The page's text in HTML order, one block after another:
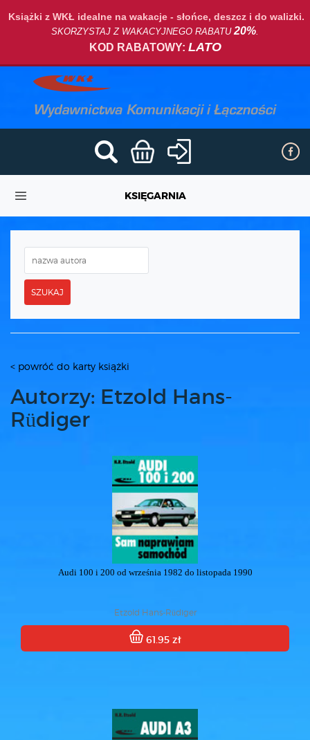
Książki z WKŁ idealne na wakacje - słońce, deszcz i do walizki.
SKORZYSTAJ Z WAKACYJNEGO RABATU20%.
KOD RABATOWY: LATO
KSIĘGARNIA
SZUKAJ
< powróć do karty książki
Autorzy: Etzold Hans-
Rüdiger
Audi 100 i 200 od września 1982 do listopada 1990
Etzold Hans-Rüdiger
61.95 zł